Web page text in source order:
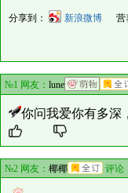
分享到： 新浪微博 营
№1 网友： lune
你问我爱你有多深
№2 网友： 椰椰 评论